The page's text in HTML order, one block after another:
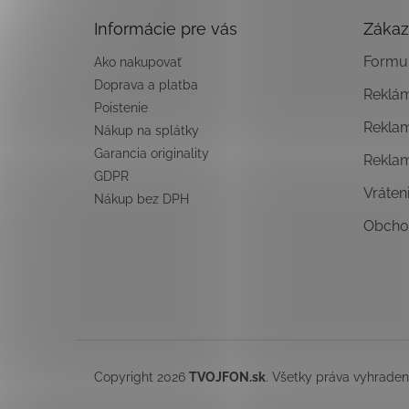
Informácie pre vás
Ako nakupovať
Doprava a platba
Poistenie
Nákup na splátky
Garancia originality
GDPR
Nákup bez DPH
Copyright 2026 TVOJFON.sk. Všetky práva